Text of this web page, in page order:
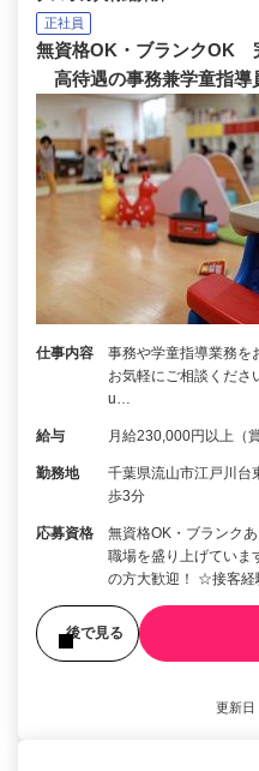
正社員
無資格OK・ブランクOK
高待遇の事務兼学童指導
仕事内容
事務や学童指導業務を
お気軽にご相談くださ
u…
給与 月給230,000円以上（
勤務地
千葉県流山市江戸川台
歩3分
応募資格
無資格OK・ブランク
職場を盛り上げていま
の方大歓迎！ ☆接客
後で見る
更新